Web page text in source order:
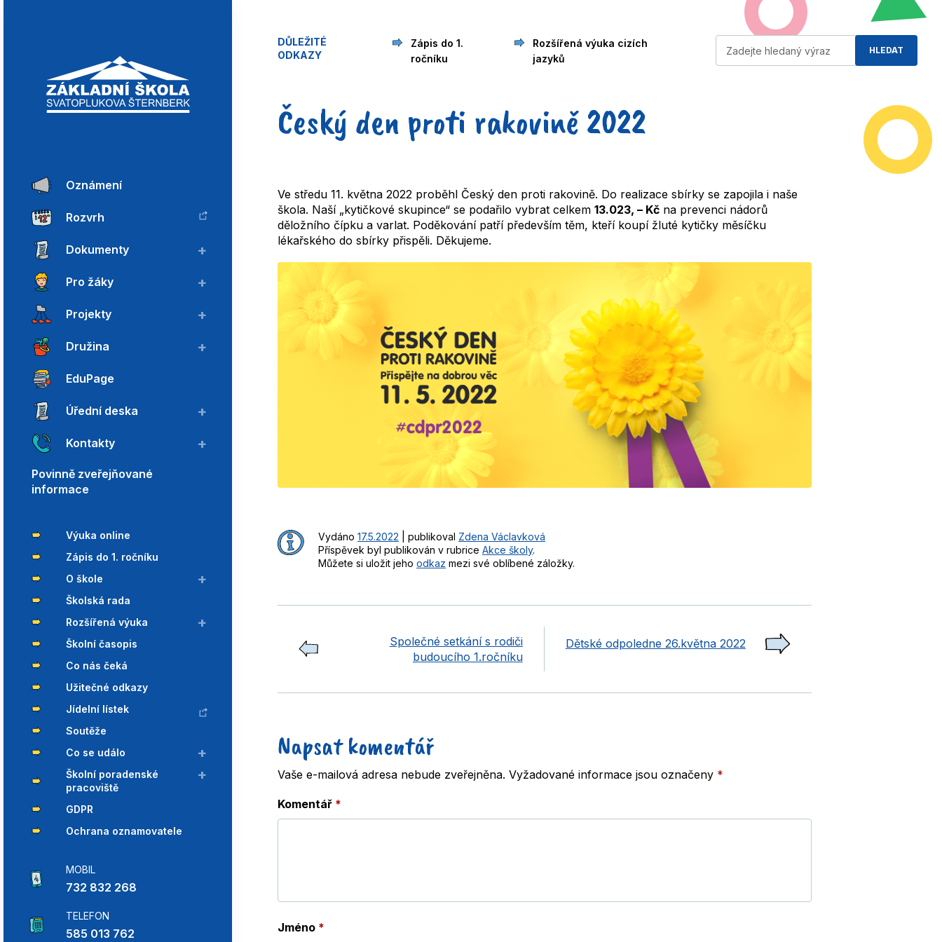
Oznámení
Rozvrh
Dokumenty
Pro žáky
Projekty
Družina
EduPage
Úřední deska
Kontakty
Povinně zveřejňované
informace
Výuka online
Zápis do 1. ročníku
O škole
Školská rada
Rozšířená výuka
Školní časopis
Co nás čeká
Užitečné odkazy
Jídelní lístek
Soutěže
Co se událo
Školní poradenské
pracoviště
GDPR
Ochrana oznamovatele
MOBIL
732 832 268
TELEFON
585 013 762
HLEDAT
DŮLEŽITÉ
ODKAZY
Zápis do 1.
ročníku
Rozšířená výuka cizích
jazyků
Český den proti rakovině 2022
Ve středu 11. května 2022 proběhl Český den proti rakovině. Do realizace sbírky se zapojila i naše
škola. Naší „kytičkové skupince“ se podařilo vybrat celkem 13.023, – Kč na prevenci nádorů
děložního čípku a varlat. Poděkování patří především těm, kteří koupí žluté kytičky měsíčku
lékařského do sbírky přispěli. Děkujeme.
Vydáno 17.5.2022 publikoval Zdena Václavková
Příspěvek byl publikován v rubrice Akce školy.
Můžete si uložit jeho odkaz mezi své oblíbené záložky.
Společné setkání s rodiči
budoucího 1.ročníku
Dětské odpoledne 26.května 2022
Napsat komentář
Vaše e-mailová adresa nebude zveřejněna. Vyžadované informace jsou označeny *
Komentář *
Jméno *